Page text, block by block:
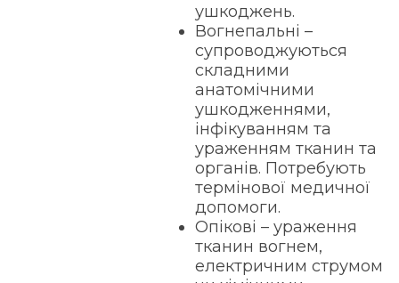
ушкоджень.
Вогнепальні –
супроводжуються
складними
анатомічними
ушкодженнями,
інфікуванням та
ураженням тканин та
органів. Потребують
термінової медичної
допомоги.
Опікові – ураження
тканин вогнем,
електричним струмом